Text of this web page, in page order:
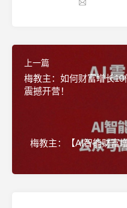
上一篇
梅教主：如何财富增长
震撼开营！
梅教主：【AI智能财富